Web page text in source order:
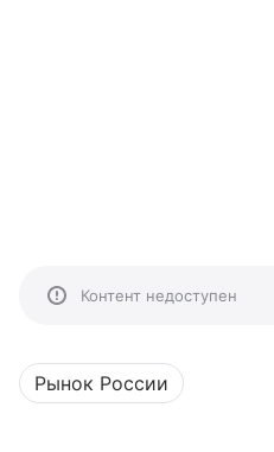
Контент недоступен
Рынок России